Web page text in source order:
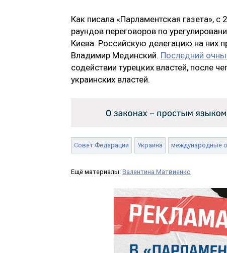
Как писала «Парламентская газета»,
раундов переговоров по
Киева. Российскую делегацию на них
Владимир Мединский. Последний
содействии турецких властей, после
украинских властей.
Совет Федерации Украина международные
Ещё материалы: Валентина Матвиенко